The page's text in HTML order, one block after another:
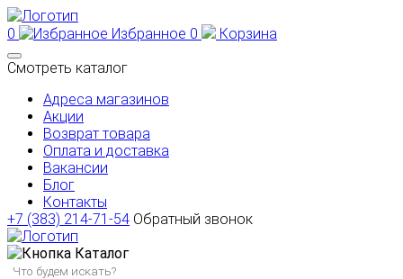
0 Избранное 0
Корзина
Смотреть каталог
Адреса магазинов
Акции
Возврат товара
Оплата и доставка
Вакансии
Блог
Контакты
+7 (383) 214-71-54 Обратный звонок
Каталог